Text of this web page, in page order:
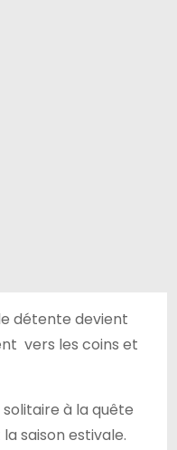
détente devient
vers les coins et
à la quête
saison estivale.